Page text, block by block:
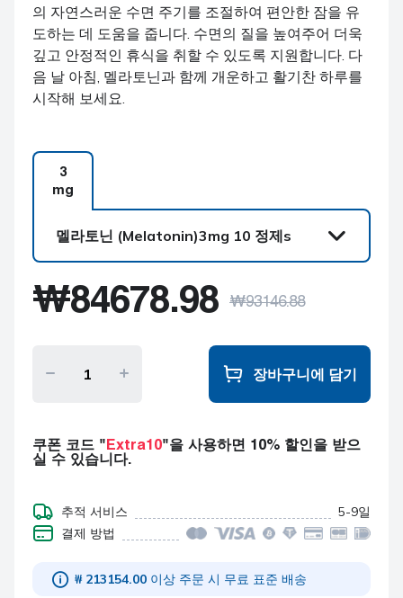
의 자연스러운 수면 주기를 조절하여 편안한 잠을 유
도하는 데 도움을 줍니다. 수면의 질을 높여주어 더욱
깊고 안정적인 휴식을 취할 수 있도록 지원합니다. 다
음 날 아침, 멜라토닌과 함께 개운하고 활기찬 하루를
시작해 보세요.
3
mg
멜라토닌 (Melatonin)3mg 10 정제s
3mg 10 정제s
멜라토닌 (Melatonin)
3mg 60 정제s
멜라토닌 (Melatonin)
멜라토닌 (Melatonin)
₩84678.98 ₩93146.88
장바구니에 담기
쿠폰 코드 " Extra10"을 사용하면 10% 할인을 받으
실 수 있습니다.
추적 서비스
5-9일
결제 방법
₩ 213154.00 이상 주문 시 무료 표준 배송